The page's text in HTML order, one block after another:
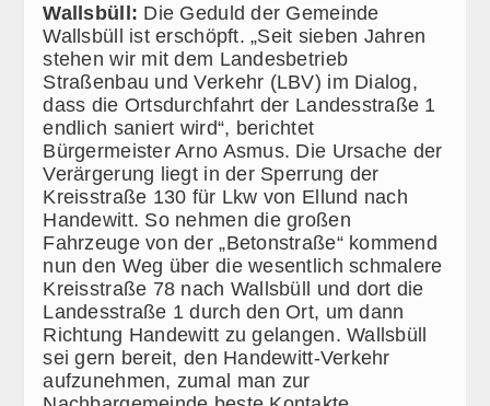
Wallsbüll: Die Geduld der Gemeinde
Wallsbüll ist erschöpft. „Seit sieben Jahren
stehen wir mit dem Landesbetrieb
Straßenbau und Verkehr (LBV) im Dialog,
dass die Ortsdurchfahrt der Landesstraße 1
endlich saniert wird“, berichtet
Bürgermeister Arno Asmus. Die Ursache der
Verärgerung liegt in der Sperrung der
Kreisstraße 130 für Lkw von Ellund nach
Handewitt. So nehmen die großen
Fahrzeuge von der „Betonstraße“ kommend
nun den Weg über die wesentlich schmalere
Kreisstraße 78 nach Wallsbüll und dort die
Landesstraße 1 durch den Ort, um dann
Richtung Handewitt zu gelangen. Wallsbüll
sei gern bereit, den Handewitt-Verkehr
aufzunehmen, zumal man zur